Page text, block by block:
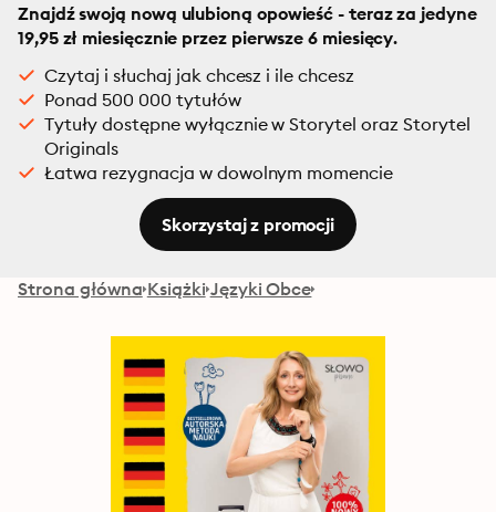
Znajdź swoją nową ulubioną opowieść - teraz za jedyne
19,95 zł miesięcznie przez pierwsze 6 miesięcy.
Czytaj i słuchaj jak chcesz i ile chcesz
Ponad 500 000 tytułów
Tytuły dostępne wyłącznie w Storytel oraz Storytel
Originals
Łatwa rezygnacja w dowolnym momencie
Skorzystaj z promocji
Strona główna Książki Języki Obce